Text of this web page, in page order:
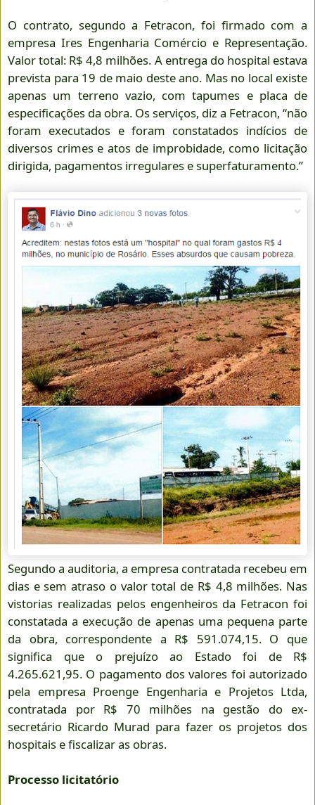
O contrato, segundo a Fetracon, foi firmado com a
empresa Ires Engenharia Comércio e Representação.
Valor total: R$ 4,8 milhões. A entrega do hospital estava
prevista para 19 de maio deste ano. Mas no local existe
apenas um terreno vazio, com tapumes e placa de
especificações da obra. Os serviços, diz a Fetracon, “não
foram executados e foram constatados indícios de
diversos crimes e atos de improbidade, como licitação
dirigida, pagamentos irregulares e superfaturamento.”
Segundo a auditoria, a empresa contratada recebeu em
dias e sem atraso o valor total de R$ 4,8 milhões. Nas
vistorias realizadas pelos engenheiros da Fetracon foi
constatada a execução de apenas uma pequena parte
da obra, correspondente a R$ 591.074,15. O que
significa que o prejuízo ao Estado foi de R$
4.265.621,95. O pagamento dos valores foi autorizado
pela empresa Proenge Engenharia e Projetos Ltda,
contratada por R$ 70 milhões na gestão do ex-
secretário Ricardo Murad para fazer os projetos dos
hospitais e fiscalizar as obras.
Processo licitatório